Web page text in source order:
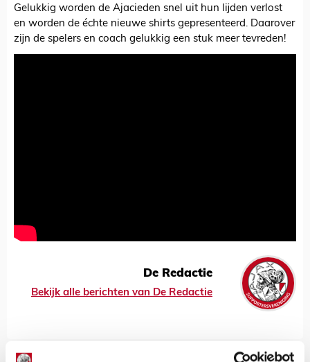
Gelukkig worden de Ajacieden snel uit hun lijden verlost
en worden de échte nieuwe shirts gepresenteerd. Daarover
zijn de spelers en coach gelukkig een stuk meer tevreden!
De Redactie
Bekijk alle berichten van De Redactie